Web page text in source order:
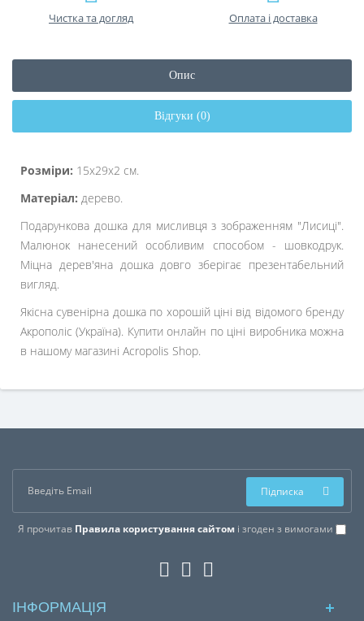
Чистка та догляд Оплата і доставка
Опис
Відгуки (0)
Розміри: 15х29х2 см.
Матеріал: дерево.
Подарункова дошка для мисливця з зображенням "Лисиці".
Малюнок нанесений особливим способом - шовкодрук.
Міцна дерев'яна дошка довго зберігає презентабельний
вигляд.
Якісна сувенірна дошка по хорошій ціні від відомого бренду
Акрополіс (Україна). Купити онлайн по ціні виробника можна
в нашому магазині Acropolis Shop.
Я прочитав Правила користування сайтом і згоден з вимогами
Підписка
ІНФОРМАЦІЯ